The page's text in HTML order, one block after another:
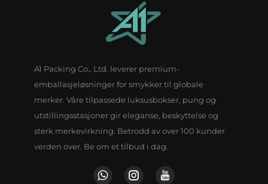
A1 Packing Co., Ltd. leverer premium-
emballasjeløsninger for smykker til globale
merker. Våre tilpassede luksusbokser, pung og
utstillingsstasjoner gir eleganse, beskyttelse og
sterk merkevirkning. Betrodd av over 100 kunder
verden over. Be om et tilbud i dag.